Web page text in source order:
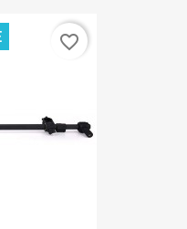
favorite_border